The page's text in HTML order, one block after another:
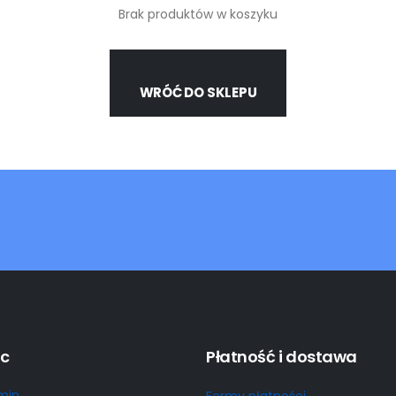
Brak produktów w koszyku
WRÓĆ DO SKLEPU
Płatność i dostawa